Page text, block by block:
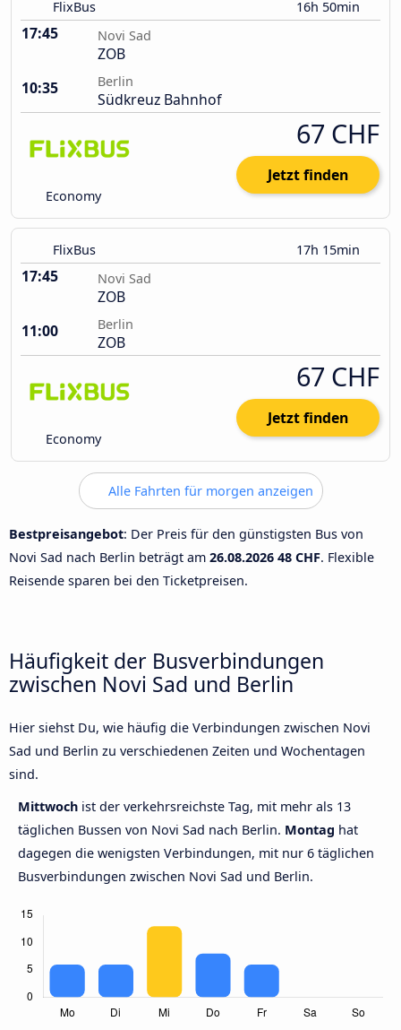
FlixBus 16h 50min
17:45 Novi Sad
ZOB
10:35
Berlin
Südkreuz Bahnhof
Economy
67 CHF
Jetzt finden
FlixBus 17h 15min
17:45 Novi Sad
ZOB
11:00
Berlin
ZOB
Economy
67 CHF
Jetzt finden
Alle Fahrten für morgen anzeigen
Bestpreisangebot: Der Preis für den günstigsten Bus von
Novi Sad nach Berlin beträgt am 26.08.2026 48 CHF. Flexible
Reisende sparen bei den Ticketpreisen.
Häufigkeit der Busverbindungen
zwischen Novi Sad und Berlin
Hier siehst Du, wie häufig die Verbindungen zwischen Novi
Sad und Berlin zu verschiedenen Zeiten und Wochentagen
sind.
Mittwoch ist der verkehrsreichste Tag, mit mehr als 13
täglichen Bussen von Novi Sad nach Berlin. Montag hat
dagegen die wenigsten Verbindungen, mit nur 6 täglichen
Busverbindungen zwischen Novi Sad und Berlin.